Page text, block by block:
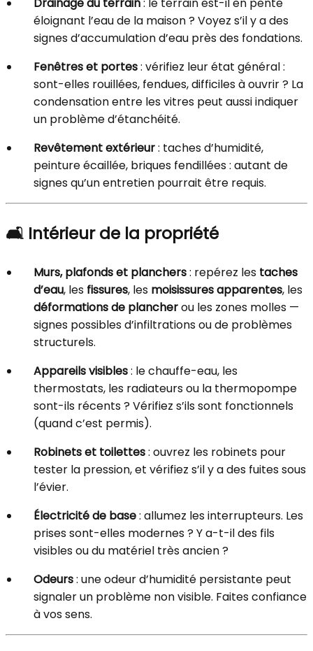
éloignant l’eau de la maison ? Voyez s’il y a des
signes d’accumulation d’eau près des fondations.
Fenêtres et portes: vérifiez leur état général :
sont-elles rouillées, fendues, difficiles à ouvrir ? La
condensation entre les vitres peut aussi indiquer
un problème d’étanchéité.
Revêtement extérieur: taches d’humidité,
peinture écaillée, briques fendillées : autant de
signes qu’un entretien pourrait être requis.
🛋️ Intérieur de la propriété
Murs, plafonds et planchers: repérez les taches
d’eau, les fissures, les moisissures apparentes, les
déformations de plancherou les zones molles —
signes possibles d’infiltrations ou de problèmes
structurels.
Appareils visibles: le chauffe-eau, les
thermostats, les radiateurs ou la thermopompe
sont-ils récents ? Vérifiez s’ils sont fonctionnels
(quand c’est permis).
Robinets et toilettes: ouvrez les robinets pour
tester la pression, et vérifiez s’il y a des fuites sous
l’évier.
Électricité de base: allumez les interrupteurs. Les
prises sont-elles modernes ? Y a-t-il des fils
visibles ou du matériel très ancien ?
Odeurs: une odeur d’humidité persistante peut
signaler un problème non visible. Faites confiance
à vos sens.